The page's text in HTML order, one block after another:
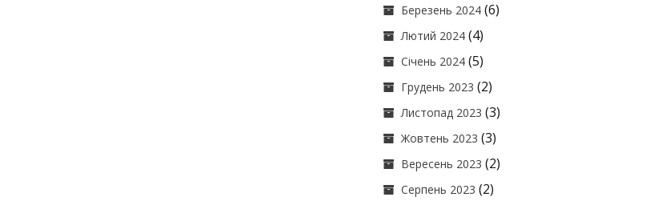
Березень 2024 (6)
Лютий 2024 (4)
Січень 2024 (5)
Грудень 2023 (2)
Листопад 2023 (3)
Жовтень 2023 (3)
Вересень 2023 (2)
Серпень 2023 (2)